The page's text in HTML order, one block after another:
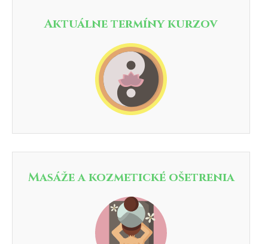
Aktuálne termíny kurzov
Masáže a kozmetické ošetrenia